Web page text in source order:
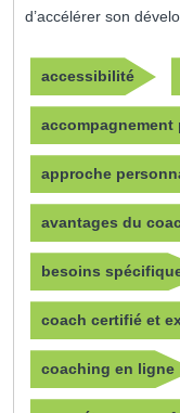
d’accélérer son
accessibilité
accompagnement
approche
avantages du
besoins
coach certifié et
coaching en ligne